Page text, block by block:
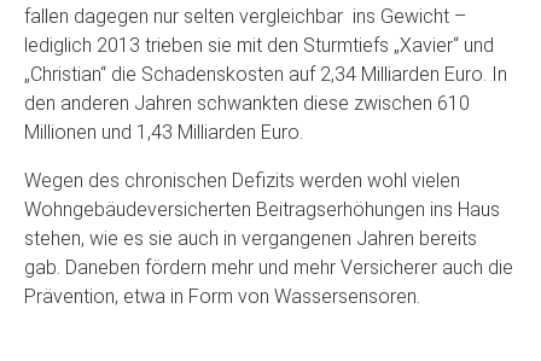
fallen dagegen nur selten vergleichbar ins Gewicht –
lediglich 2013 trieben sie mit den Sturmtiefs „Xavier“ und
„Christian“ die Schadenskosten auf 2,34 Milliarden Euro. In
den anderen Jahren schwankten diese zwischen 610
Millionen und 1,43 Milliarden Euro.
Wegen des chronischen Defizits werden wohl vielen
Wohngebäudeversicherten Beitragserhöhungen ins Haus
stehen, wie es sie auch in vergangenen Jahren bereits
gab. Daneben fördern mehr und mehr Versicherer auch die
Prävention, etwa in Form von Wassersensoren.